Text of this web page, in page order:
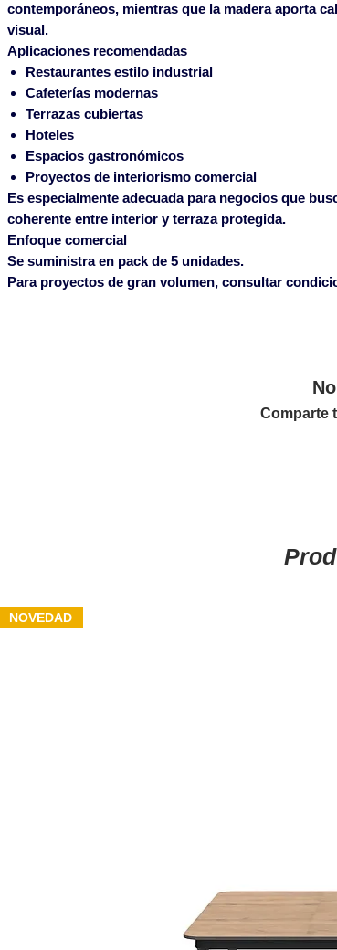
contemporáneos, mientras que la madera aporta
visual.
Aplicaciones recomendadas
Restaurantes estilo industrial
Cafeterías modernas
Terrazas cubiertas
Hoteles
Espacios gastronómicos
Proyectos de interiorismo comercial
Es especialmente adecuada para negocios que
coherente entre interior y terraza protegida.
Enfoque comercial
Se suministra en pack de 5 unidades.
Para proyectos de gran volumen, consultar
Comparte
NOVEDAD